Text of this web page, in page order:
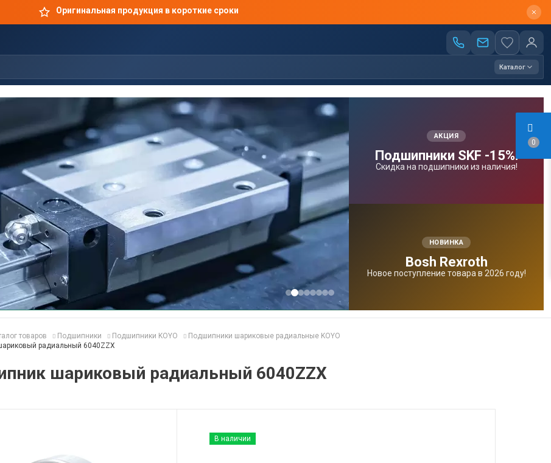
0
Оригинальная продукция в короткие сроки
Каталог
АКЦИЯ
Подшипники SKF -15%!
Скидка на подшипники из наличия!
НОВИНКА
Bosh Rexroth
Новое поступление товара в 2026 году!
товаров Подшипники Подшипники KOYO
Подшипники шариковые радиальные KOYO
радиальный 6040ZZX
шариковый радиальный 6040ZZX
В наличии